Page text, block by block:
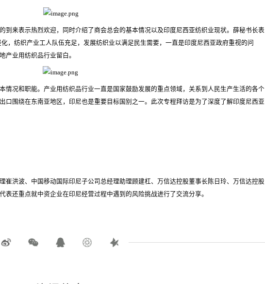
到来表示热烈欢迎，同时介绍了商会总会的基本情况以及印度尼西亚纺织业现状。薛秘书长表
，纺织产业工人队伍充足，发展纺织业以满足民生需要，一直是印度尼西亚政府重视的问
产业用纺织品行业留白。
情况和职能。产业用纺织品行业一直是国家鼓励发展的重点领域，关系到人民生产生活的各个
口围绕在东南亚地区，印尼也是重要目标国别之一。此次专程拜访是为了深度了解印度尼西亚
崔洪波、中国移动国际印尼子公司总经理助理顾建杠、万信达控股董事长陈日玲、万信达控股
还重点就中资企业在印尼经营过程中遇到的风险挑战进行了交流分享。